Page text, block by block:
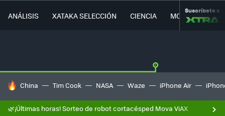
ANÁLISIS XATAKA SELECCIÓN CIENCIA MOVILIDAD
Suscríbete a
HOY SE HABLA DE
China Tim Cook NASA Waze iPhone Air
🌿¡Últimas horas! Sorteo de robot cortacésped Mova ViAX